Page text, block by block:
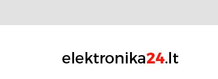
Pagrindinis Paspirtukų dalys / REMONTAS
PASPIRTUKO